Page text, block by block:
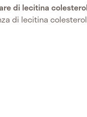
di lecitina
di lecitina